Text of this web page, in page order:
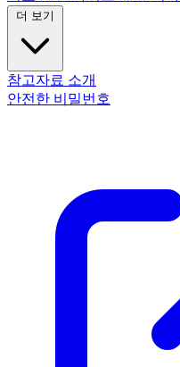
참고자료 소개
안전한 비밀번호